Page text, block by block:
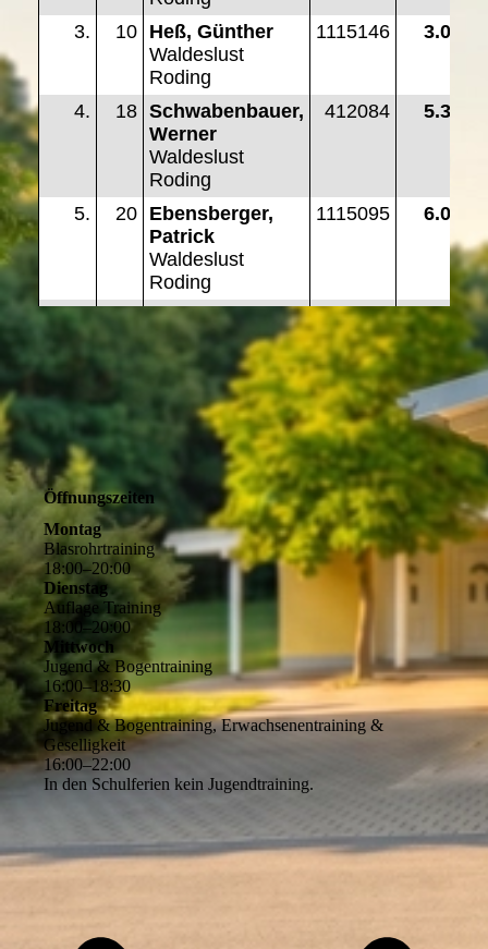
Öffnungszeiten
Montag
Blasrohrtraining
18:00–20:00
Dienstag
Auflage Training
18:00 –20:00
Mittwoch
Jugend & Bogentraining
16:00–18:30
Freitag
Jugend & Bogentraining, Erwachsenentraining &
Geselligkeit
16:00–22:00
In den Schulferien kein Jugendtraining.